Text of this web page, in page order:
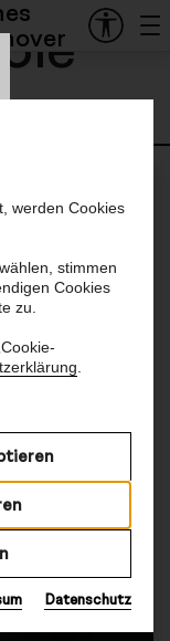
werden Cookies
stimmen
Cookies
zu.
Datenschutz